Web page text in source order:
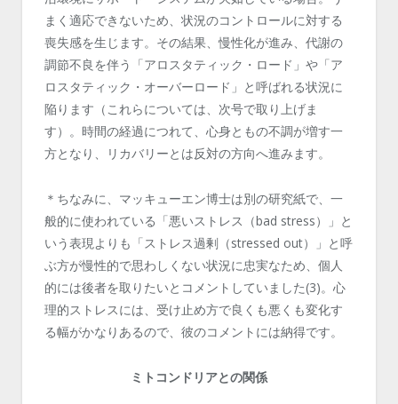
まく適応できないため、状況のコントロールに対する
喪失感を生じます。その結果、慢性化が進み、代謝の
調節不良を伴う「アロスタティック・ロード」や「ア
ロスタティック・オーバーロード」と呼ばれる状況に
陥ります（これらについては、次号で取り上げま
す）。時間の経過につれて、心身ともの不調が増す一
方となり、リカバリーとは反対の方向へ進みます。
＊ちなみに、マッキューエン博士は別の研究紙で、一
般的に使われている「悪いストレス（bad stress）」と
いう表現よりも「ストレス過剰（stressed out）」と呼
ぶ方が慢性的で思わしくない状況に忠実なため、個人
的には後者を取りたいとコメントしていました(3)。心
理的ストレスには、受け止め方で良くも悪くも変化す
る幅がかなりあるので、彼のコメントには納得です。
ミトコンドリアとの関係